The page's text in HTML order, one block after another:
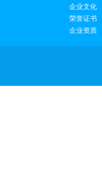
企业文化
荣誉证书
企业资质